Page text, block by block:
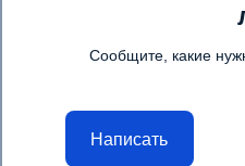
Сообщите, какие
Написать